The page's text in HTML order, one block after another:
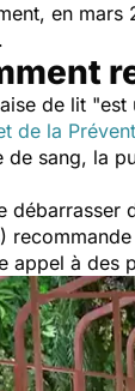
en
de lit "est
de la
de sang, la
débarrasser
)
appel à des